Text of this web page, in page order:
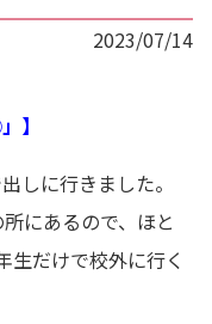
2023/07/14
】
しに行きました。
にあるので、ほと
生だけで校外に行く